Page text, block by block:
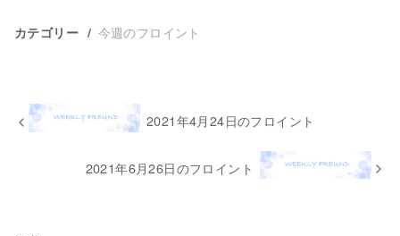
カテゴリー 今週のフロイント
2021年4月24日のフロイント
2021年6月26日のフロイント